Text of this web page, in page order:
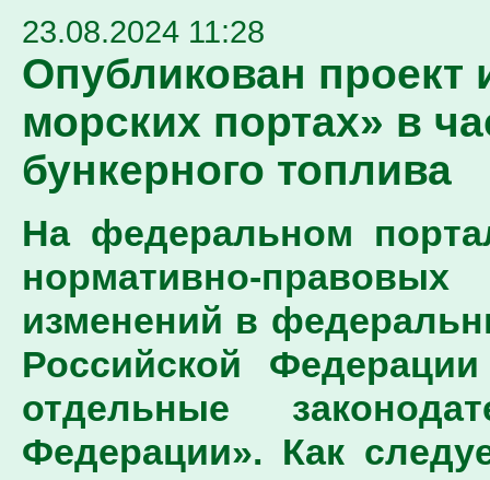
23.08.2024 11:28
Опубликован
морских портах» в
бункерного топлива
На федеральном
нормативно-
изменений в
Российской
отдельные
Федерации». Как